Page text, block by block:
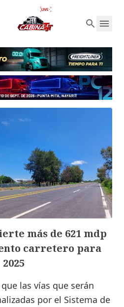
más de 621 mdp
carretero para
2025
las vías que serán
por el Sistema de